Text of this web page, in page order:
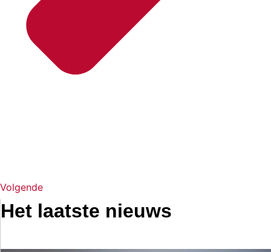
Volgende
Het laatste nieuws